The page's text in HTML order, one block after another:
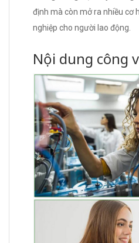
định mà còn mở ra nhiều cơ
nghiệp cho người lao động.
Nội dung công